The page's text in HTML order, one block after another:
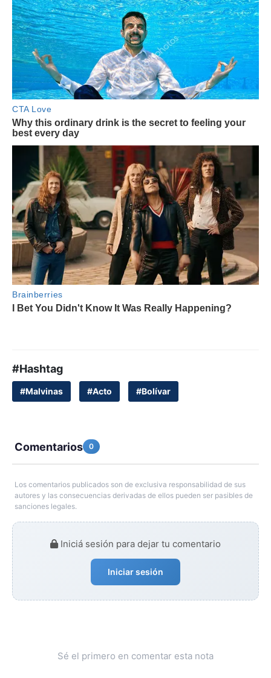
#Hashtag
#Malvinas #Acto #Bolívar
Comentarios 0
Los comentarios publicados son de exclusiva responsabilidad de sus
autores y las consecuencias derivadas de ellos pueden ser pasibles de
sanciones legales.
Iniciá sesión para dejar tu comentario
Iniciar sesión
Sé el primero en comentar esta nota